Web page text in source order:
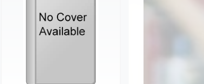
Materi Ekosistem
Kelas X SMA N 3
Batusangkar